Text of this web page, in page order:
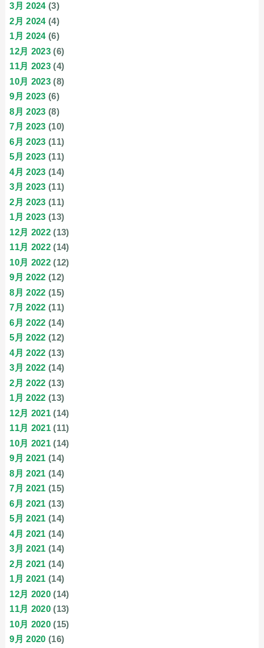
3月 2024(3)
2月 2024(4)
1月 2024(6)
12月 2023 (6)
11月 2023 (4)
10月 2023 (8)
9月 2023 (6)
8月 2023 (8)
7月 2023 (10)
6月 2023 (11)
5月 2023 (11)
4月 2023 (14)
3月 2023 (11)
2月 2023 (11)
1月 2023 (13)
12月 2022 (13)
11月 2022 (14)
10月 2022 (12)
9月 2022 (12)
8月 2022 (15)
7月 2022 (11)
6月 2022 (14)
5月 2022 (12)
4月 2022 (13)
3月 2022 (14)
2月 2022 (13)
1月 2022 (13)
12月 2021 (14)
11月 2021 (11)
10月 2021 (14)
9月 2021 (14)
8月 2021 (14)
7月 2021 (15)
6月 2021 (13)
5月 2021 (14)
4月 2021 (14)
3月 2021 (14)
2月 2021 (14)
1月 2021 (14)
12月 2020 (14)
11月 2020 (13)
10月 2020 (15)
9月 2020 (16)